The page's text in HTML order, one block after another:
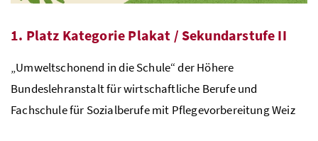
1. Platz Kategorie Plakat / Sekundarstufe II
„Umweltschonend in die Schule“ der Höhere
Bundeslehranstalt für wirtschaftliche Berufe und
Fachschule für Sozialberufe mit Pflegevorbereitung Weiz